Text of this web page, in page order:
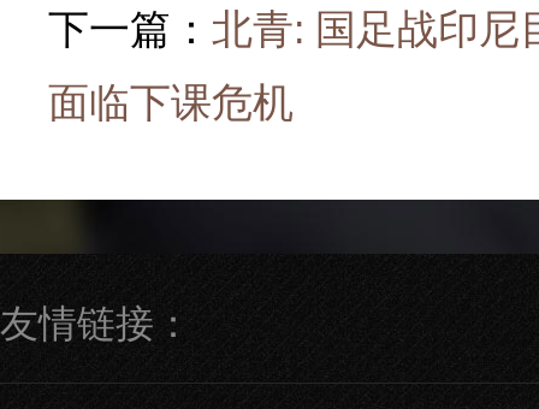
下一篇： 北青: 国足战印尼
面临下课危机
友情链接：